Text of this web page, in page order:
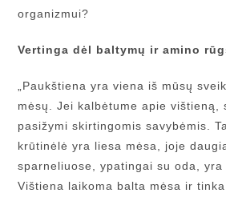
organizmui?
Vertinga dėl baltymų ir amino
„Paukštiena yra viena iš mūsų
mėsų. Jei kalbėtume apie vištieną,
pasižymi skirtingomis savybėmis.
krūtinėlė yra liesa mėsa, joje
sparneliuose, ypatingai su oda, yra
Vištiena laikoma balta mėsa ir